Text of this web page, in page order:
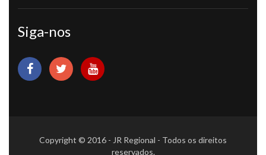
Siga-nos
Copyright © 2016 - JR Regional - Todos os direitos
reservados.